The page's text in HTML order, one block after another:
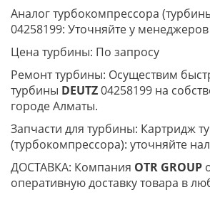
Аналог турбокомпрессора
04258199: Уточняйте у менеджеров
Цена турбины: По запросу
Ремонт турбины: Осуществим
турбины DEUTZ04258199 на
городе Алматы.
Запчасти для турбины: Картридж
(турбокомпрессора): уточняйте
ДОСТАВКА: Компания OTR GROUP
оперативную доставку товара в